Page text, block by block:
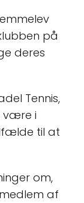
på
deres
Tennis,
være i
til at
om,
af